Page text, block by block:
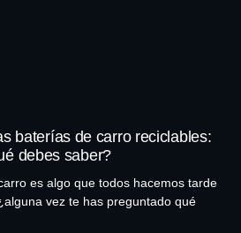
baterías de carro reciclables:
debes saber?
es algo que todos hacemos tarde
vez te has preguntado qué